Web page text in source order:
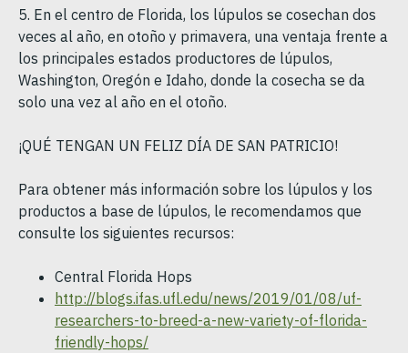
5. En el centro de Florida, los lúpulos se cosechan dos
veces al año, en otoño y primavera, una ventaja frente a
los principales estados productores de lúpulos,
Washington, Oregón e Idaho, donde la cosecha se da
solo una vez al año en el otoño.
¡QUÉ TENGAN UN FELIZ DÍA DE SAN PATRICIO!
Para obtener más información sobre los lúpulos y los
productos a base de lúpulos, le recomendamos que
consulte los siguientes recursos:
Central Florida Hops
http://blogs.ifas.ufl.edu/news/2019/01/08/uf-
researchers-to-breed-a-new-variety-of-florida-
friendly-hops/